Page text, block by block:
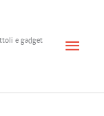
e gadget
Menu